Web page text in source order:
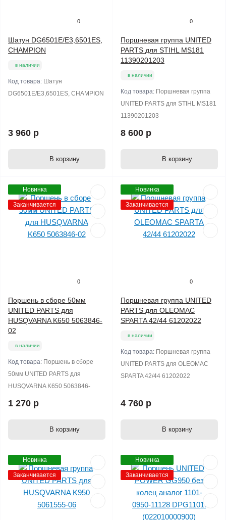
0
Шатун DG6501E/E3,6501ES,
CHAMPION
в наличии
Код товара: Шатун
DG6501E/E3,6501ES, CHAMPION
3 960 р
В корзину
0
Поршневая группа UNITED
PARTS для STIHL MS181
11390201203
в наличии
Код товара: Поршневая группа
UNITED PARTS для STIHL MS181
11390201203
8 600 р
В корзину
Новинка
Заканчивается
0
Поршень в сборе 50мм
UNITED PARTS для
HUSQVARNA K650 5063846-
02
в наличии
Код товара: Поршень в сборе
50мм UNITED PARTS для
HUSQVARNA K650 5063846-
1 270 р
В корзину
Новинка
Заканчивается
0
Поршневая группа UNITED
PARTS для OLEOMAC
SPARTA 42/44 61202022
в наличии
Код товара: Поршневая группа
UNITED PARTS для OLEOMAC
SPARTA 42/44 61202022
4 760 р
В корзину
Новинка
Заканчивается
Новинка
Заканчивается